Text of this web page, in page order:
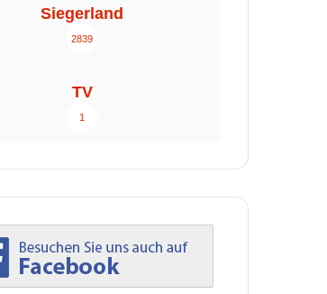
Siegerland
2839
TV
1